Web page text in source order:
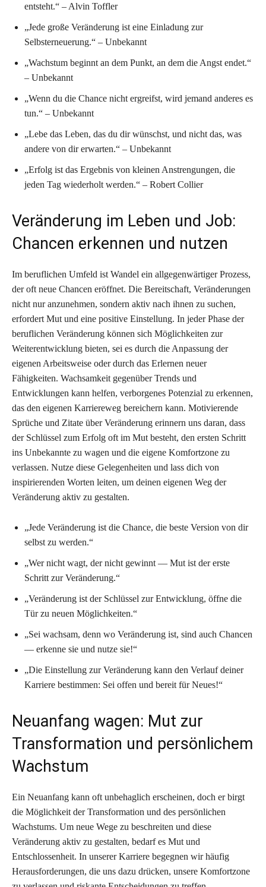
entsteht.“ – Alvin Toffler
„Jede große Veränderung ist eine Einladung zur
Selbsterneuerung.“ – Unbekannt
„Wachstum beginnt an dem Punkt, an dem die Angst endet.“
– Unbekannt
„Wenn du die Chance nicht ergreifst, wird jemand anderes es
tun.“ – Unbekannt
„Lebe das Leben, das du dir wünschst, und nicht das, was
andere von dir erwarten.“ – Unbekannt
„Erfolg ist das Ergebnis von kleinen Anstrengungen, die
jeden Tag wiederholt werden.“ – Robert Collier
Veränderung im Leben und Job:
Chancen erkennen und nutzen
Im beruflichen Umfeld ist Wandel ein allgegenwärtiger Prozess,
der oft neue Chancen eröffnet. Die Bereitschaft, Veränderungen
nicht nur anzunehmen, sondern aktiv nach ihnen zu suchen,
erfordert Mut und eine positive Einstellung. In jeder Phase der
beruflichen Veränderung können sich Möglichkeiten zur
Weiterentwicklung bieten, sei es durch die Anpassung der
eigenen Arbeitsweise oder durch das Erlernen neuer
Fähigkeiten. Wachsamkeit gegenüber Trends und
Entwicklungen kann helfen, verborgenes Potenzial zu erkennen,
das den eigenen Karriereweg bereichern kann. Motivierende
Sprüche und Zitate über Veränderung erinnern uns daran, dass
der Schlüssel zum Erfolg oft im Mut besteht, den ersten Schritt
ins Unbekannte zu wagen und die eigene Komfortzone zu
verlassen. Nutze diese Gelegenheiten und lass dich von
inspirierenden Worten leiten, um deinen eigenen Weg der
Veränderung aktiv zu gestalten.
„Jede Veränderung ist die Chance, die beste Version von dir
selbst zu werden.“
„Wer nicht wagt, der nicht gewinnt — Mut ist der erste
Schritt zur Veränderung.“
„Veränderung ist der Schlüssel zur Entwicklung, öffne die
Tür zu neuen Möglichkeiten.“
„Sei wachsam, denn wo Veränderung ist, sind auch Chancen
— erkenne sie und nutze sie!“
„Die Einstellung zur Veränderung kann den Verlauf deiner
Karriere bestimmen: Sei offen und bereit für Neues!“
Neuanfang wagen: Mut zur
Transformation und persönlichem
Wachstum
Ein Neuanfang kann oft unbehaglich erscheinen, doch er birgt
die Möglichkeit der Transformation und des persönlichen
Wachstums. Um neue Wege zu beschreiten und diese
Veränderung aktiv zu gestalten, bedarf es Mut und
Entschlossenheit. In unserer Karriere begegnen wir häufig
Herausforderungen, die uns dazu drücken, unsere Komfortzone